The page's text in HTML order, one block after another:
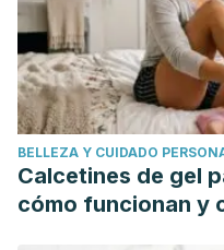
BELLEZA Y CUIDADO
Calcetines de gel
cómo funcionan y